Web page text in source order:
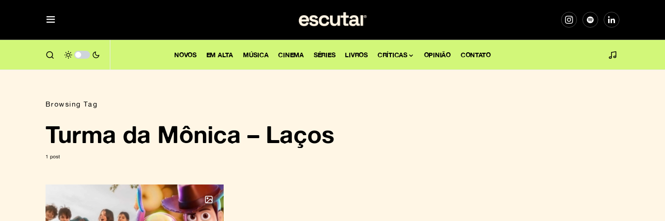
NOVOS EM ALTA MÚSICA CINEMA SÉRIES LIVROS CRÍTICAS OPINIÃO CONTATO
Browsing Tag
Turma da Mônica – Laços
1 post